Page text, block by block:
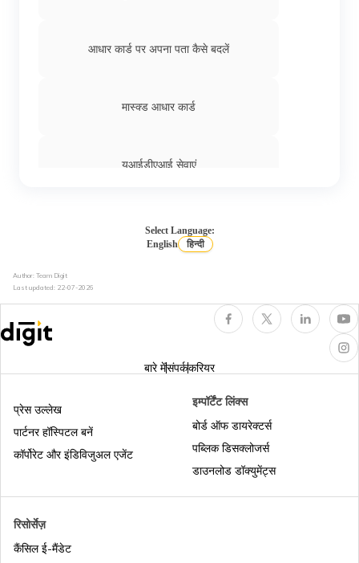
आधार कार्ड पर अपना पता कैसे बदलें
मास्क्ड आधार कार्ड
यूआईडीएआई सेवाएं
बिना ओटीपी के आधार कार्ड डाउनलोड
पैन कार्ड बनाम आधार कार्ड
Select Language:
English
हिन्दी
Author: Team Digit
Last updated: 22-07-2026
बारे मेंसंपर्ककरियर
रिसोर्सेज़
कैंसिल ई-मैंडेट
प्रेस उल्लेख
पार्टनर हॉस्पिटल बनें
कॉर्पोरेट और इंडिविजुअल एजेंट
इम्पॉर्टेंट लिंक्स
बोर्ड ऑफ डायरेक्टर्स
पब्लिक डिसक्लोजर्स
डाउनलोड डॉक्युमेंट्स